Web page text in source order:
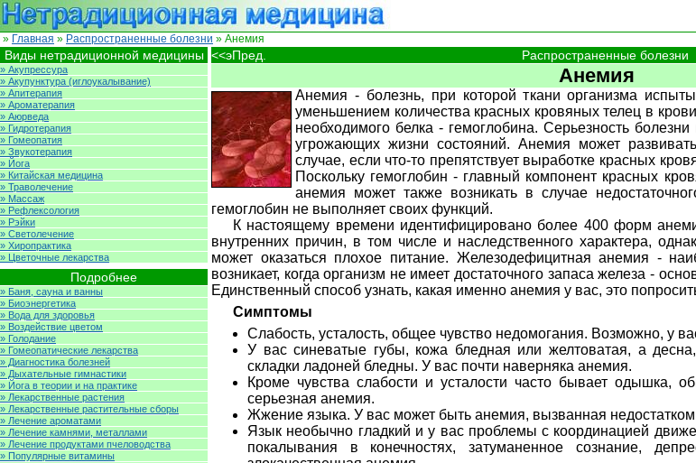
» Главная » Распространенные болезни » Анемия
<<эПред. Распространенные болезни
Анемия
Анемия - болезнь, при которой ткани организма
уменьшением количества красных кровяных телец в
необходимого белка - гемоглобина. Серьезность
угрожающих жизни состояний. Анемия может
случае, если что-то препятствует выработке красных
Поскольку гемоглобин - главный компонент красных
анемия может также возникать в случае
гемоглобин не выполняет своих функций.
К настоящему времени идентифицировано более 400 форм
внутренних причин, в том числе и наследственного характера,
может оказаться плохое питание. Железодефицитная анемия -
возникает, когда организм не имеет достаточного запаса железа -
Единственный способ узнать, какая именно анемия у вас, это
Симптомы
Слабость, усталость, общее чувство недомогания. Возможно, у
У вас синеватые губы, кожа бледная или желтоватая, а
складки ладоней бледны. У вас почти наверняка анемия.
Кроме чувства слабости и усталости часто бывает одышка,
серьезная анемия.
Жжение языка. У вас может быть анемия, вызванная
Язык необычно гладкий и у вас проблемы с координацией
покалывания в конечностях, затуманенное сознание,
Виды нетрадиционной медицины
» Акупрессура
» Акупунктура (иглоукалывание)
» Апитерапия
» Ароматерапия
» Аюрведа
» Гидротерапия
» Гомеопатия
» Звукотерапия
» Йога
» Китайская медицина
» Траволечение
» Массаж
» Рефлексология
» Рэйки
» Светолечение
» Хиропрактика
» Цветочные лекарства
Подробнее
» Баня, сауна и ванны
» Биоэнергетика
» Вода для здоровья
» Воздействие цветом
» Голодание
» Гомеопатические лекарства
» Диагностика болезней
» Дыхательные гимнастики
» Йога в теории и на практике
» Лекарственные растения
» Лекарственные растительные сборы
» Лечение ароматами
» Лечение камнями, металлами
» Лечение продуктами пчеловодства
» Популярные витамины